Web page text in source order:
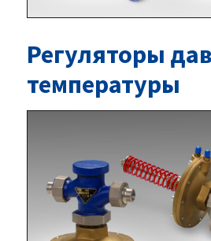
Регуляторы
температуры